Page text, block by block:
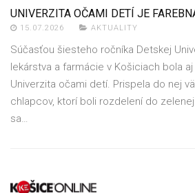
UNIVERZITA OČAMI DETÍ JE
15.07.2026 AKTUALITY
Súčasťou šiesteho ročníka Detskej
lekárstva a farmácie v Košiciach bola
Univerzita očami detí. Prispela do nej
chlapcov, ktorí boli rozdelení do
sa…